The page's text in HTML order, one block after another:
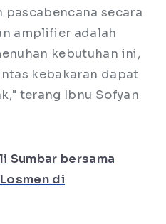
secara
amplifier adalah
kebutuhan ini,
kebakaran dapat
terang Ibnu Sofyan
Sumbar bersama
di